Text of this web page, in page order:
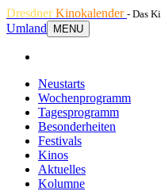
DresdnerKinokalender - Das
Umland
MENU
Neustarts
Wochenprogramm
Tagesprogramm
Besonderheiten
Festivals
Kinos
Aktuelles
Kolumne